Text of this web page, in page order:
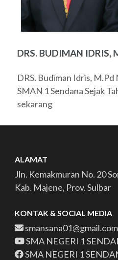
DRS. BUDIMAN IDRIS,
DRS. Budiman Idris,
SMAN 1 Sendana Sejak
sekarang
ALAMAT
Jln. Kemakmuran No. 20
Kab. Majene, Prov. Sulbar
KONTAK & SOCIAL MEDIA
smansana01@gmail.com
SMA NEGERI 1
SMA NEGERI 1